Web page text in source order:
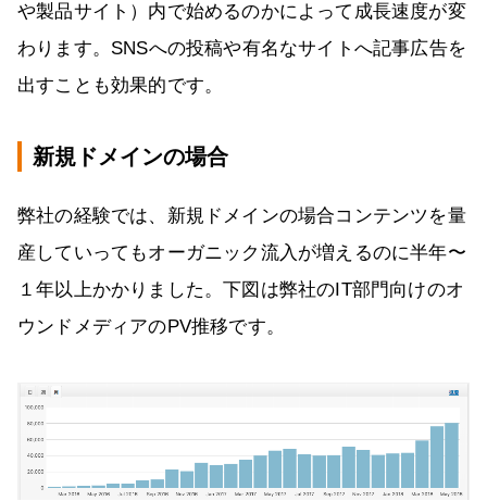
や製品サイト）内で始めるのかによって成長速度が変
わります。SNSへの投稿や有名なサイトへ記事広告を
出すことも効果的です。
新規ドメインの場合
弊社の経験では、新規ドメインの場合コンテンツを量
産していってもオーガニック流入が増えるのに半年〜
１年以上かかりました。下図は弊社のIT部門向けのオ
ウンドメディアのPV推移です。